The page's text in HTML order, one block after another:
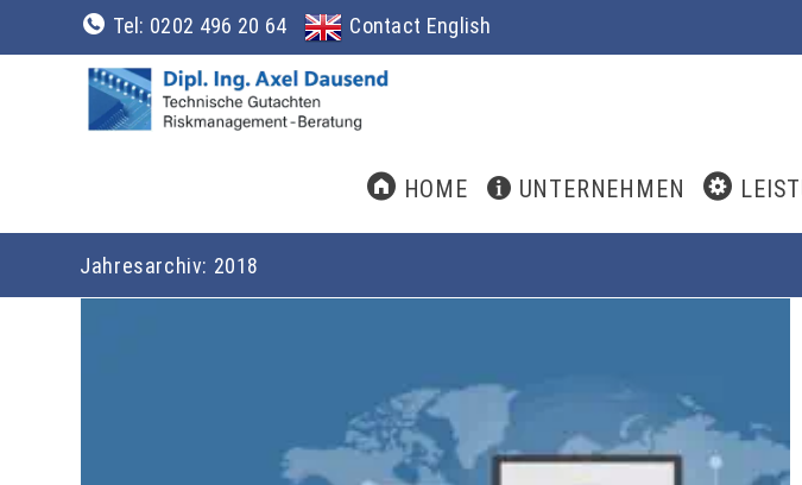
Tel: 0202 496 20 64 Contact English
HOME UNTERNEHMEN
Jahresarchiv: 2018